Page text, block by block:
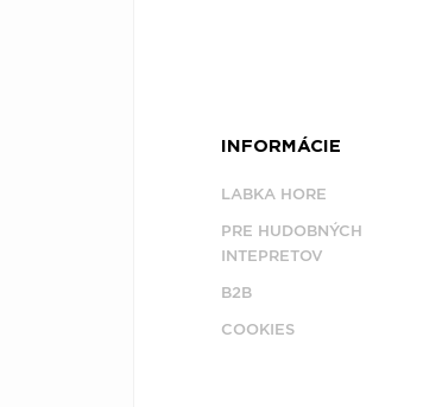
INFORMÁCIE
LABKA HORE
PRE HUDOBNÝCH
INTEPRETOV
B2B
COOKIES